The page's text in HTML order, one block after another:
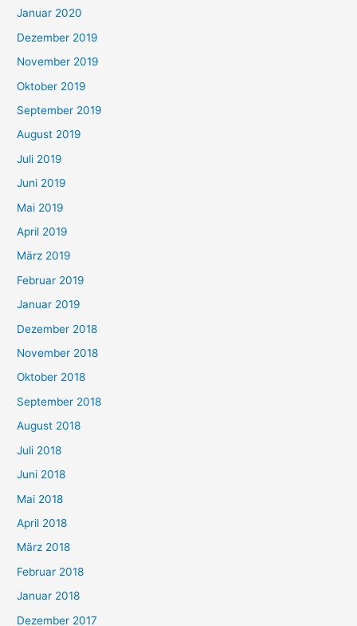
Januar 2020
Dezember 2019
November 2019
Oktober 2019
September 2019
August 2019
Juli 2019
Juni 2019
Mai 2019
April 2019
März 2019
Februar 2019
Januar 2019
Dezember 2018
November 2018
Oktober 2018
September 2018
August 2018
Juli 2018
Juni 2018
Mai 2018
April 2018
März 2018
Februar 2018
Januar 2018
Dezember 2017